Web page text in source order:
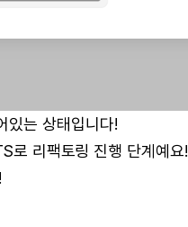
있는 상태입니다!
로 리팩토링 진행 단계예요!